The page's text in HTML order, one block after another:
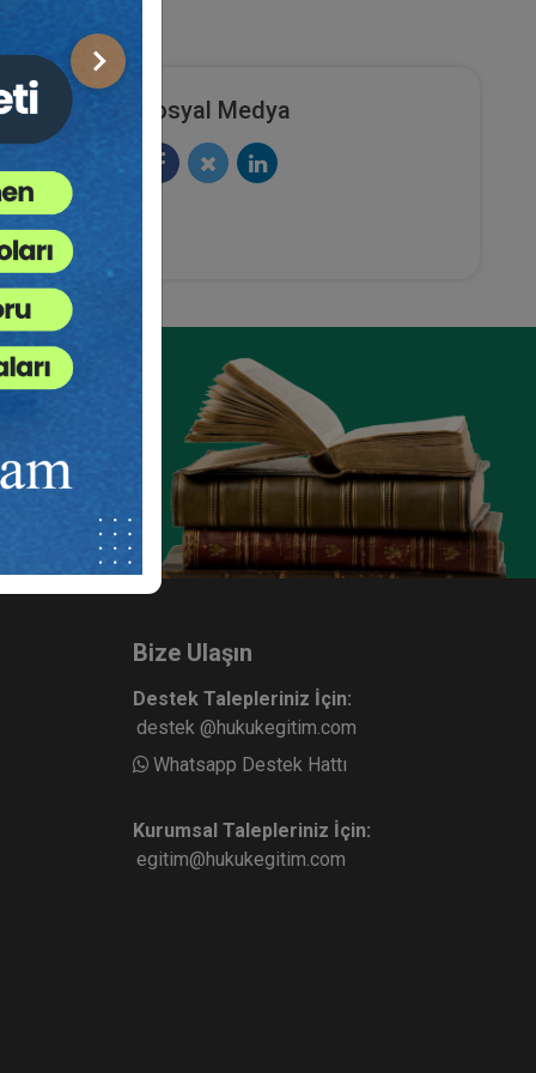
Sonraki
ve
Sosyal Medya
Bize Ulaşın
Destek Talepleriniz İçin:
destek @hukukegitim.com
Whatsapp Destek Hattı
Kurumsal Talepleriniz İçin:
egitim@hukukegitim.com